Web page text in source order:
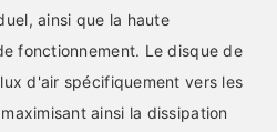
ainsi que la haute
fonctionnement. Le disque de
d'air spécifiquement vers les
ainsi la dissipation